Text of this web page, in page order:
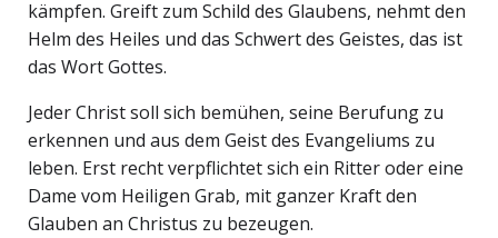
kämpfen. Greift zum Schild des Glaubens, nehmt den
Helm des Heiles und das Schwert des Geistes, das ist
das Wort Gottes.
Jeder Christ soll sich bemühen, seine Berufung zu
erkennen und aus dem Geist des Evangeliums zu
leben. Erst recht verpflichtet sich ein Ritter oder eine
Dame vom Heiligen Grab, mit ganzer Kraft den
Glauben an Christus zu bezeugen.